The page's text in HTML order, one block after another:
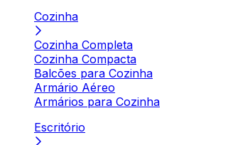
Cozinha
Cozinha Completa
Cozinha Compacta
Balcões para Cozinha
Armário Aéreo
Armários para Cozinha
Escritório